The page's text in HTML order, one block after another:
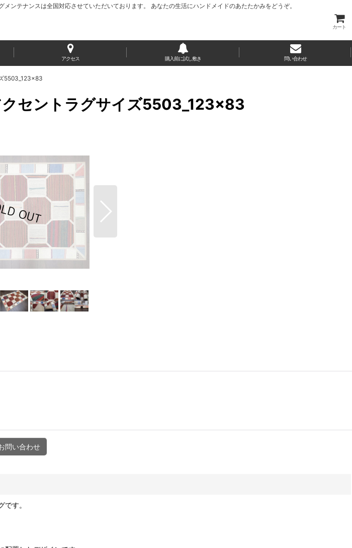
ンテナンスは全国対応させていただいております。 あなたの生活にハンドメイドのあたたかみをどうぞ。
カート
アクセス 購入前に試し敷き 問い合わせ
5503_123×83
セントラグサイズ5503_123×83
問い合わせ
す。